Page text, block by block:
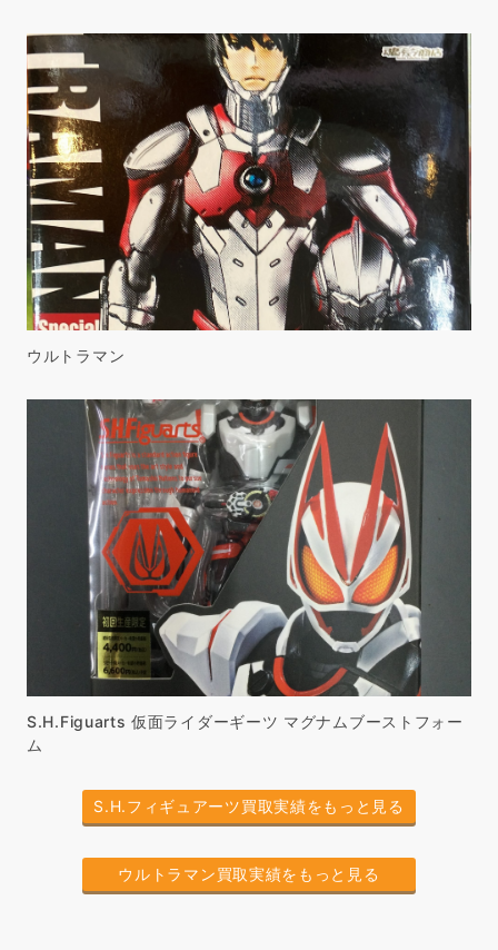
ウルトラマン
S.H.Figuarts 仮面ライダーギーツ マグナムブーストフォー
ム
S.H.フィギュアーツ買取実績をもっと見る
ウルトラマン買取実績をもっと見る